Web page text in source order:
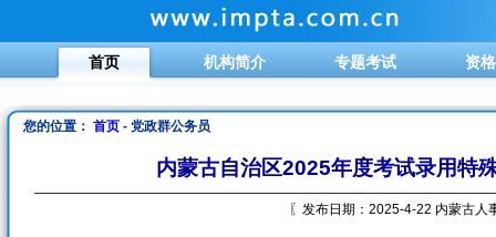
首页 机构简介 专题考试 资
您的位置： 首页- 党政群公务员
内蒙古自治区2025年度考试录用特
〖发布日期：2025-4-22 内蒙古人